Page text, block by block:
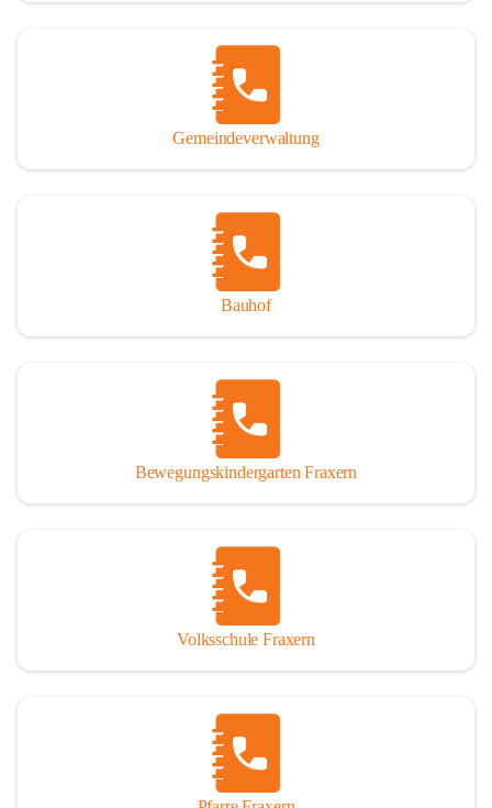
Gemeindeverwaltung
Bauhof
Bewegungskindergarten Fraxern
Volksschule Fraxern